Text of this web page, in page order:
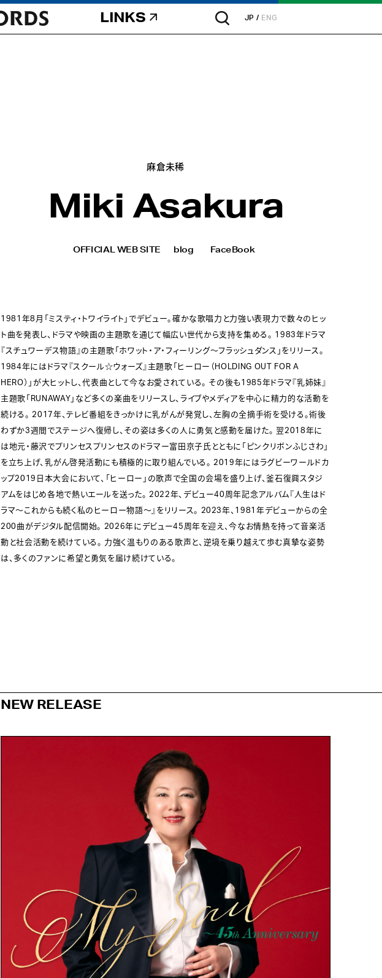
LINKS JP ENG
麻倉未稀
Miki Asakura
OFFICIAL WEB SITE blog FaceBook
1981年8月「ミスティ・トワイライト」でデビュー。確かな歌唱力と力強い表現力で数々のヒッ
ト曲を発表し、ドラマや映画の主題歌を通じて幅広い世代から支持を集める。 1983年ドラマ
『スチュワーデス物語』の主題歌「ホワット・ア・フィーリング～フラッシュダンス」をリリース。
1984年にはドラマ『スクール☆ウォーズ』主題歌「ヒーロー（HOLDING OUT FOR A
HERO）」が大ヒットし、代表曲として今なお愛されている。 その後も1985年ドラマ『乳姉妹』
主題歌「RUNAWAY」など多くの楽曲をリリースし、ライブやメディアを中心に精力的な活動を
続ける。 2017年、テレビ番組をきっかけに乳がんが発覚し、左胸の全摘手術を受ける。術後
わずか3週間でステージへ復帰し、その姿は多くの人に勇気と感動を届けた。 翌2018年に
は地元・藤沢でプリンセスプリンセスのドラマー富田京子氏とともに「ピンクリボンふじさわ」
を立ち上げ、乳がん啓発活動にも積極的に取り組んでいる。 2019年にはラグビーワールドカ
ップ2019日本大会において、「ヒーロー」の歌声で全国の会場を盛り上げ、釜石復興スタジ
アムをはじめ各地で熱いエールを送った。 2022年、デビュー40周年記念アルバム『人生はド
ラマ～これからも続く私のヒーロー物語～』をリリース。 2023年、1981年デビューからの全
200曲がデジタル配信開始。 2026年にデビュー45周年を迎え、今なお情熱を持って音楽活
動と社会活動を続けている。 力強く温もりのある歌声と、逆境を乗り越えて歩む真摯な姿勢
は、多くのファンに希望と勇気を届け続けている。
NEW RELEASE